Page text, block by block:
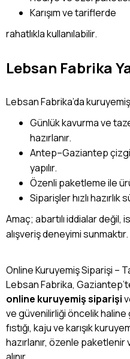
Karışım ve tariflerde
rahatlıkla kullanılabilir.
Lebsan Fabrika
Lebsan Fabrika’da
Günlük kavurma ve
hazırlanır.
Antep–Gaziantep
yapılır.
Özenli paketleme ile
Siparişler hızlı hazırlık
Amaç; abartılı iddialar değil,
alışveriş deneyimi sunmaktır.
Online Kuruyemiş Siparişi –
Lebsan Fabrika,
online kuruyemiş siparişi
ve güvenilirliği öncelik haline
fıstığı, kaju ve karışık
hazırlanır, özenle